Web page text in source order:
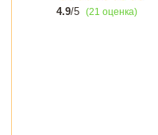
4.9/5 (21 оценка)